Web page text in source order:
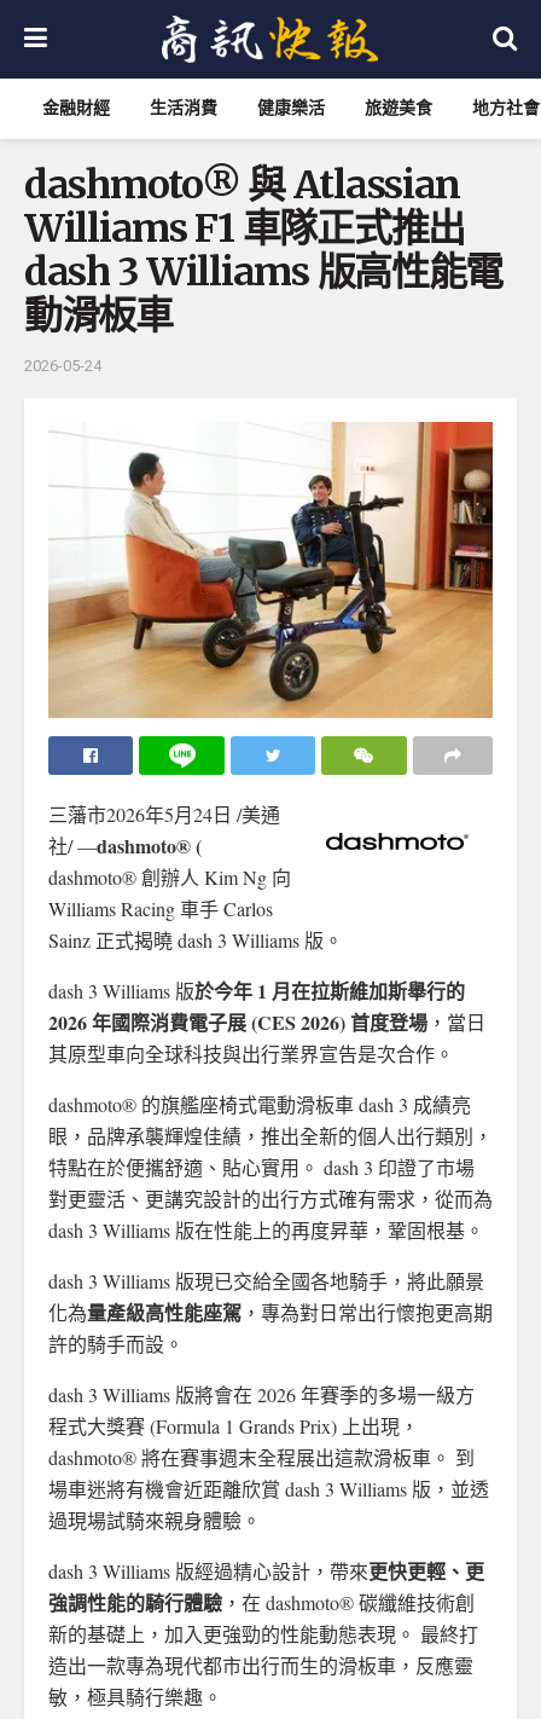
金融財經 生活消費 健康樂活 旅遊美食 地方社會
dashmoto® 與 Atlassian
Williams F1 車隊正式推出
dash 3 Williams 版高性能電
動滑板車
2026-05-24
三藩市2026年5月24日 /美通
社/ —dashmoto® (
dashmoto® 創辦人 Kim Ng 向
Williams Racing 車手 Carlos
Sainz 正式揭曉 dash 3 Williams 版。
dash 3 Williams 版於今年 1 月在拉斯維加斯舉行的
2026 年國際消費電子展 (CES 2026) 首度登場 ，當日
其原型車向全球科技與出行業界宣告是次合作。
dashmoto® 的旗艦座椅式電動滑板車 dash 3 成績亮
眼，品牌承襲輝煌佳績，推出全新的個人出行類別，
特點在於便攜舒適、貼心實用。 dash 3 印證了市場
對更靈活、更講究設計的出行方式確有需求，從而為
dash 3 Williams 版在性能上的再度昇華，鞏固根基。
dash 3 Williams 版現已交給全國各地騎手，將此願景
化為量產級高性能座駕 ，專為對日常出行懷抱更高期
許的騎手而設。
dash 3 Williams 版將會在 2026 年賽季的多場一級方
程式大獎賽 (Formula 1 Grands Prix) 上出現，
dashmoto® 將在賽事週末全程展出這款滑板車。 到
場車迷將有機會近距離欣賞 dash 3 Williams 版，並透
過現場試騎來親身體驗。
dash 3 Williams 版經過精心設計，帶來更快更輕、更
強調性能的騎行體驗 ，在 dashmoto® 碳纖維技術創
新的基礎上，加入更強勁的性能動態表現。 最終打
造出一款專為現代都市出行而生的滑板車，反應靈
敏，極具騎行樂趣。